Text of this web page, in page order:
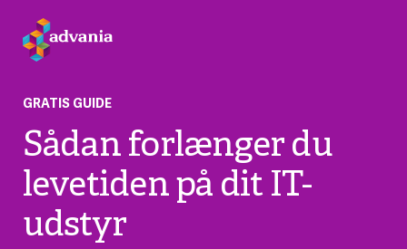
GRATIS GUIDE
Sådan forlænger du
levetiden på dit IT-
udstyr